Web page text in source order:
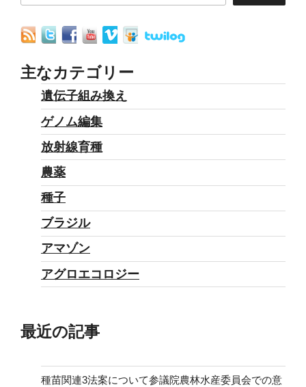
主なカテゴリー
遺伝子組み換え
ゲノム編集
放射線育種
農薬
種子
ブラジル
アマゾン
アグロエコロジー
最近の記事
種苗関連3法案について参議院農林水産委員会での意